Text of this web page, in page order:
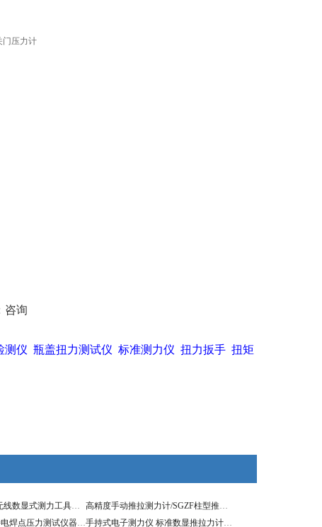
咨询
测仪 瓶盖扭力测试仪 标准测力仪 扭力扳手 扭矩
50T无线测力计/无线数显式测力工具上海厂家
高精度手动推拉测力计/SGZF柱型推拉力计
焊接压力计_手持电焊点压力测试仪器200N 手持式电子测力仪 标准数显推拉力计200KN